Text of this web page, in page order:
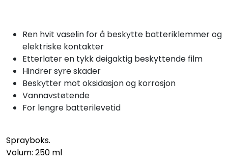
Ren hvit vaselin for å beskytte batteriklemmer og
elektriske kontakter
Etterlater en tykk deigaktig beskyttende film
Hindrer syre skader
Beskytter mot oksidasjon og korrosjon
Vannavstøtende
For lengre batterilevetid
Sprayboks.
Volum: 250 ml